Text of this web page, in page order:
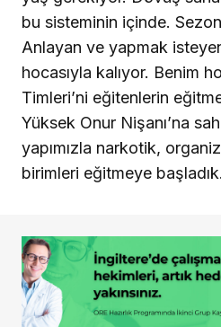
bu sisteminin içinde.
Anlayan ve yapmak
hocasıyla kalıyor. Benim
Timleri’ni eğitenlerin
Yüksek Onur Nişanı’na
yapımızla narkotik,
birimleri eğitmeye başladık.